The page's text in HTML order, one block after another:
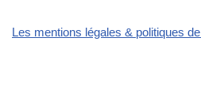
Les mentions légales & politiques